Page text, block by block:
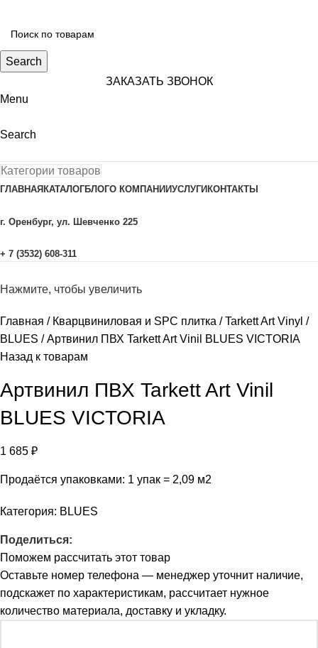
Search
ЗАКАЗАТЬ ЗВОНОК
Menu
Search
Категории товаров
ГЛАВНАЯ КАТАЛОГБЛОГО КОМПАНИИУСЛУГИ КОНТАКТЫ
г. Оренбург, ул. Шевченко 225
+ 7 (3532) 608-311
Нажмите, чтобы увеличить
Главная Кварцвиниловая и SPC плитка
Tarkett Art Vinyl
BLUES
Артвинил ПВХ Tarkett Art Vinil BLUES VICTORIA
Назад к товарам
Артвинил ПВХ Tarkett Art Vinil
BLUES VICTORIA
1 685 ₽
Продаётся упаковками: 1 упак = 2,09 м2
Категория: BLUES
Поделиться:
Поможем рассчитать этот товар
Оставьте номер телефона — менеджер уточнит наличие,
подскажет по характеристикам, рассчитает нужное
количество материала, доставку и укладку.